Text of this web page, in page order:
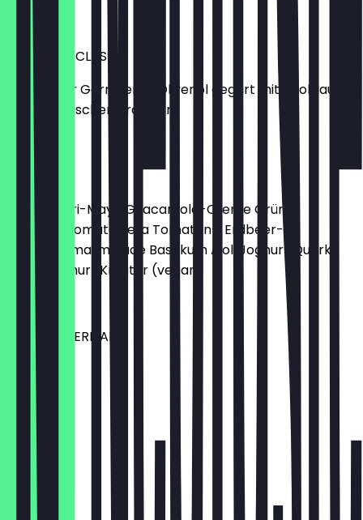
7,90 €
GARNELEN CLASSIC
Black Tiger Garnelen in Olivenöl gegart mit Knoblauch,
Chili und frischen Kräutern
9,90 €
DIPS
Chimichurri-Mayo Guacamole-Creme Grüner
Hummus Tomate Feta Tomaten-, Erdbeer- &
Habaneromarmelade Basilikum Aioli Joghurt Quark
Minze Joghurt Kräuter (vegan)
2,50 €
CHICKEN TERIYAKI
7,90 €